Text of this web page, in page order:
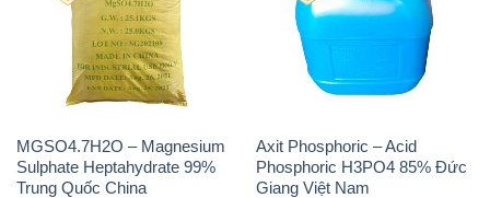
MGSO4.7H2O – Magnesium
Sulphate Heptahydrate 99%
Trung Quốc China
Axit Phosphoric – Acid
Phosphoric H3PO4 85% Đức
Giang Việt Nam